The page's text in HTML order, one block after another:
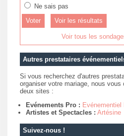
Ne sais pas
Voir les résultats
Voir tous les
Autres prestataires
Si vous recherchez d'autres
organiser votre mariage, nous vous
deux sites :
Evénements Pro : Evénementiel
Artistes et Spectacles : Artésine
Suivez-nous !